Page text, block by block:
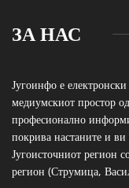
ЗА НАС
Југоинфо е
медиумскиот простор
професионално
покрива настаните и ви
Југоисточниот регион
регион (Струмица,